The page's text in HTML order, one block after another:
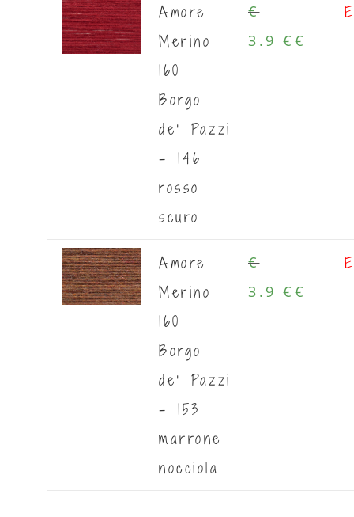
Amore
Merino
160
Borgo
de' Pazzi
- 146
rosso
scuro
€
3.9 € €
Amore
Merino
160
Borgo
de' Pazzi
- 153
marrone
nocciola
€
3.9 € €